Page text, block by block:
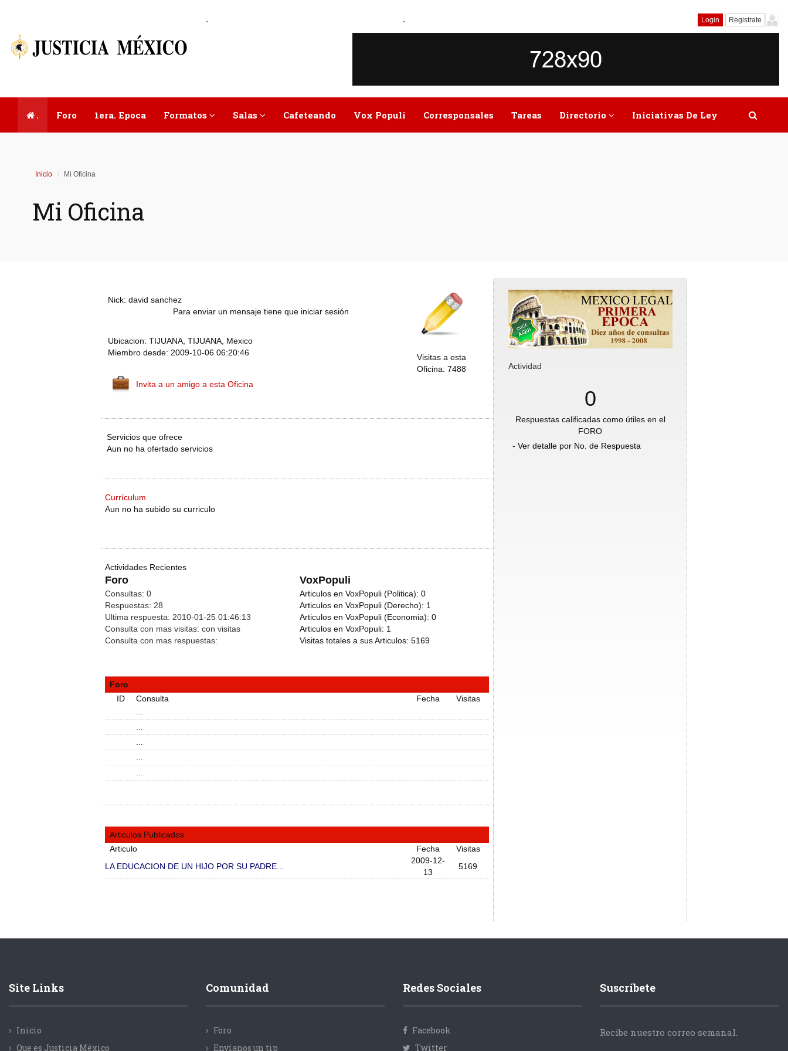
. . Login Registrate
. Foro 1era. Epoca Formatos Salas Cafeteando Vox Populi Corresponsales Tareas Directorio Iniciativas De Ley
Inicio Mi Oficina
Mi Oficina
Nick: david sanchez
Para enviar un mensaje tiene que iniciar sesión
Ubicacion: TIJUANA, TIJUANA, Mexico
Miembro desde: 2009-10-06 06:20:46
Visitas a esta
Oficina: 7488
Invita a un amigo a esta Oficina
Servicios que ofrece
Aun no ha ofertado servicios
Currículum
Aun no ha subido su curriculo
Actividades Recientes
Foro VoxPopuli
Consultas: 0
Respuestas: 28
Ultima respuesta: 2010-01-25 01:46:13
Consulta con mas visitas: con visitas
Consulta con mas respuestas:
Articulos en VoxPopuli (Politica): 0
Articulos en VoxPopuli (Derecho): 1
Articulos en VoxPopuli (Economia): 0
Articulos en VoxPopuli: 1
Visitas totales a sus Articulos: 5169
Foro
ID
Consulta Fecha
Visitas
Articulos Publicados
Articulo
Fecha
Visitas
LA EDUCACION DE UN HIJO POR SU PADRE...
2009-12-
13
5169
Actividad
0
Respuestas calificadas como útiles en el
FORO
- Ver detalle por No. de Respuesta
Site Links
Inicio
Que es Justicia México
Comunidad
Foro
Envíanos un tip
Redes Sociales
Facebook
Twitter
Suscríbete
Recibe nuestro correo semanal.